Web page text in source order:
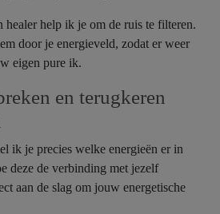
healer help ik je om de ruis te filteren.
door je energieveld, zodat er weer
eigen pure ik.
en terugkeren
ik je precies welke energieën er in
deze de verbinding met jezelf
aan de slag om jouw energetische